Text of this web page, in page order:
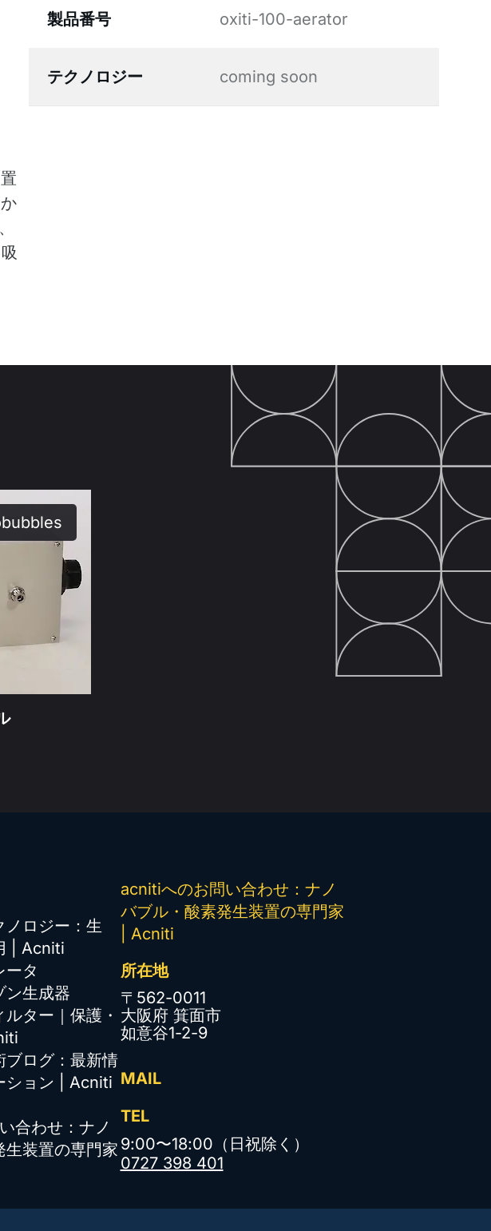
製品番号 oxiti-100-aerator
テクノロジー coming soon
ノロジー：生
| Acniti
ータ
ン生成器
ター｜保護・
ブログ：最新情
ション | Acniti
合わせ：ナノ
生装置の専門家
acnitiへのお問い合わせ：ナノ
バブル・酸素発生装置の専門家
| Acniti
所在地
〒562-0011
大阪府 箕面市
如意谷1-2-9
MAIL
TEL
9:00〜18:00（日祝除く）
0727 398 401